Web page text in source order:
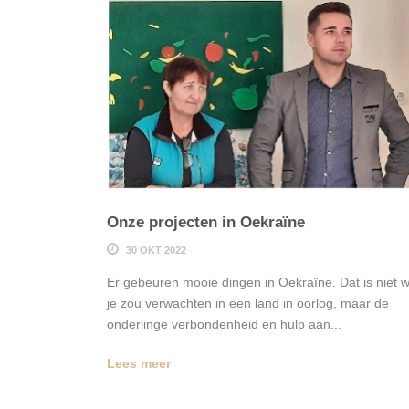
Onze projecten in Oekraïne
30 OKT 2022
Er gebeuren mooie dingen in Oekraïne. Dat is niet
je zou verwachten in een land in oorlog, maar de
onderlinge verbondenheid en hulp aan...
Lees meer